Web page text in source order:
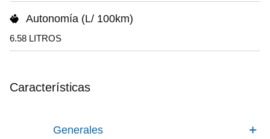
Autonomía (L/ 100km)
6.58 LITROS
Características
Generales